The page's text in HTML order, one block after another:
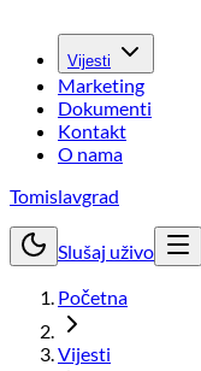
Vijesti
Marketing
Dokumenti
Kontakt
O nama
Tomislavgrad
Slušaj uživo
Početna
Vijesti